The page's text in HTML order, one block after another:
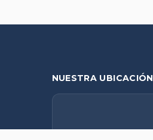
NUESTRA UBICACIÓN